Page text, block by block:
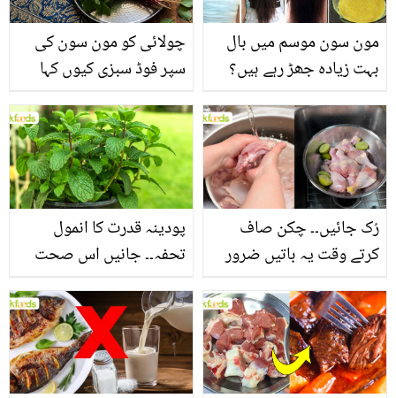
چولائی کو مون سون کی
سپر فوڈ سبزی کیوں کہا
منرلز اور اینٹی آکسیڈنٹس
سے بھرپور اس سبزی کے
فائدے
مون سون موسم میں بال
بہت زیادہ جھڑ رہے ہیں؟
بنانے کے چند قدرتی طریقے
پودینہ قدرت کا انمول
تحفہ۔۔ جانیں اس صحت
انگیز طبی فوائد
رُک جائیں۔۔ چکن صاف
کرتے وقت یہ باتیں ضرور